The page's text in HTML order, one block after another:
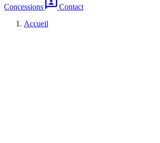
Concessions
Contact
Accueil